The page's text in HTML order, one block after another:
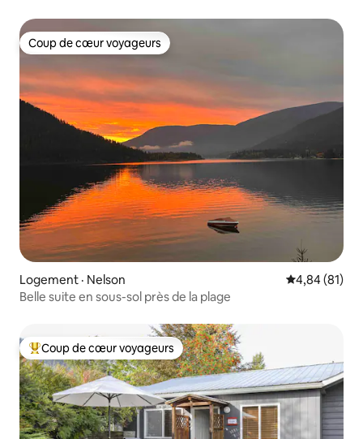
Coup de cœur voyageurs
Coup de cœur voyageurs
Logement · Nelson Note
4,84 (81)
Belle suite en sous-sol près de la plage
Coup de cœur voyageurs parmi les plus aimés
Coup de cœur voyageurs